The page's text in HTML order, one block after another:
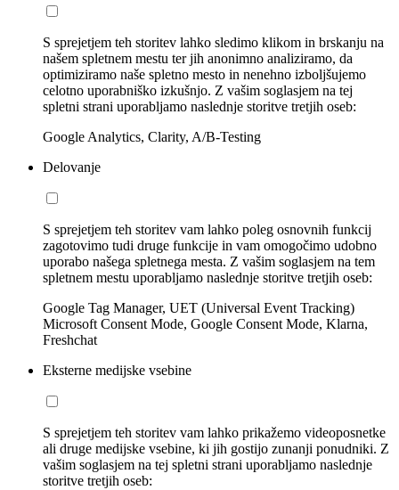
S sprejetjem teh storitev lahko sledimo klikom in brskanju na
našem spletnem mestu ter jih anonimno analiziramo, da
optimiziramo naše spletno mesto in nenehno izboljšujemo
celotno uporabniško izkušnjo. Z vašim soglasjem na tej
spletni strani uporabljamo naslednje storitve tretjih oseb:
Google Analytics, Clarity, A/B-Testing
Delovanje
S sprejetjem teh storitev vam lahko poleg osnovnih funkcij
zagotovimo tudi druge funkcije in vam omogočimo udobno
uporabo našega spletnega mesta. Z vašim soglasjem na tem
spletnem mestu uporabljamo naslednje storitve tretjih oseb:
Google Tag Manager, UET (Universal Event Tracking)
Microsoft Consent Mode, Google Consent Mode, Klarna,
Freshchat
Eksterne medijske vsebine
S sprejetjem teh storitev vam lahko prikažemo videoposnetke
ali druge medijske vsebine, ki jih gostijo zunanji ponudniki. Z
vašim soglasjem na tej spletni strani uporabljamo naslednje
storitve tretjih oseb: